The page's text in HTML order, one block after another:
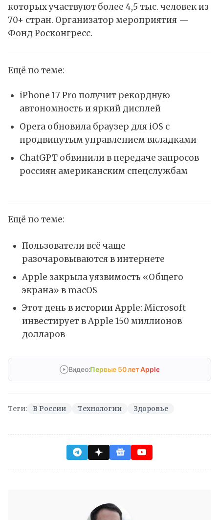
которых участвуют более 4,5 тыс. человек из
70+ стран. Организатор мероприятия —
Фонд Росконгресс.
Ещё по теме:
iPhone 17 Pro получит рекордную
автономность и яркий дисплей
Opera обновила браузер для iOS с
продвинутым управлением вкладками
ChatGPT обвинили в передаче запросов
россиян американским спецслужбам
Ещё по теме:
Пользователи всё чаще
разочаровываются в интернете
Apple закрыла уязвимость «Общего
экрана» в macOS
Этот день в истории Apple: Microsoft
инвестирует в Apple 150 миллионов
долларов
Видео:Первые 50 лет Apple
Теги: В России Технологии Здоровье